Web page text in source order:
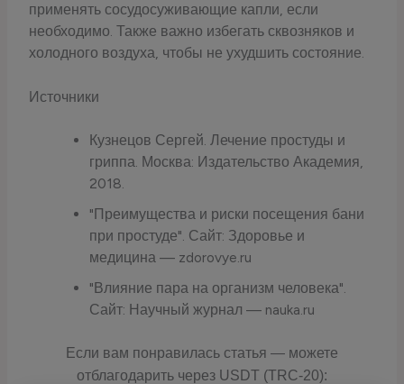
применять сосудосуживающие капли, если
необходимо. Также важно избегать сквозняков и
холодного воздуха, чтобы не ухудшить состояние.
Источники
Кузнецов Сергей. Лечение простуды и
гриппа. Москва: Издательство Академия,
2018.
"Преимущества и риски посещения бани
при простуде". Сайт: Здоровье и
медицина — zdorovye.ru
"Влияние пара на организм человека".
Сайт: Научный журнал — nauka.ru
Если вам понравилась статья — можете
отблагодарить через USDT (TRC-20):